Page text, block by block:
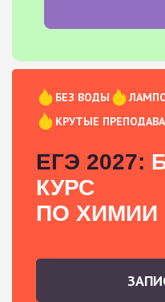
БЕЗ ВОДЫ
КРУТЫЕ
ЕГЭ 2027:
КУРС
ПО ХИМИИ